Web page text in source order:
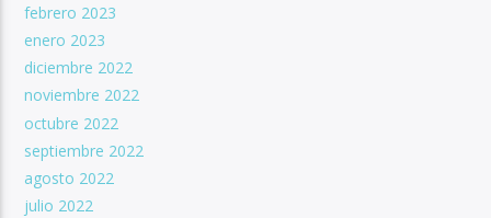
febrero 2023
enero 2023
diciembre 2022
noviembre 2022
octubre 2022
septiembre 2022
agosto 2022
julio 2022